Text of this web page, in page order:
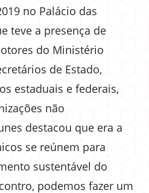
no Palácio das
teve a presença de
do Ministério
de Estado,
estaduais e federais,
não
destacou que era a
se reúnem para
sustentável do
podemos fazer um